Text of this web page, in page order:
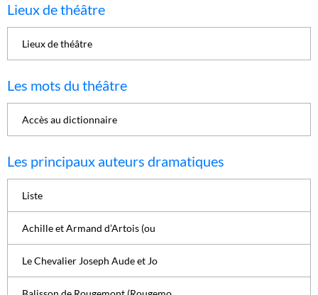
Lieux de théâtre
Lieux de théâtre
Les mots du théâtre
Accès au dictionnaire
Les principaux auteurs dramatiques
Liste
Achille et Armand d’Artois (ou
Le Chevalier Joseph Aude et Jo